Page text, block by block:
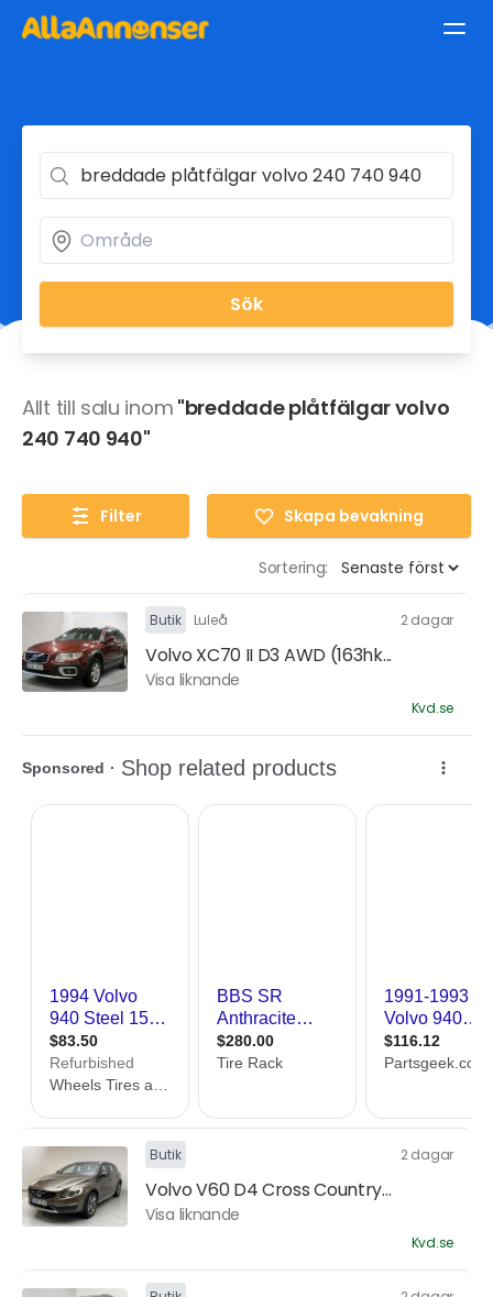
Sök
Allt till salu inom "breddade plåtfälgar volvo
240 740 940"
Filter Skapa bevakning
Sortering:
Butik Luleå 2 dagar
Volvo XC70 II D3 AWD (163hk...
Visa liknande
Kvd.se
Butik 2 dagar
Volvo V60 D4 Cross Country...
Visa liknande
Kvd.se